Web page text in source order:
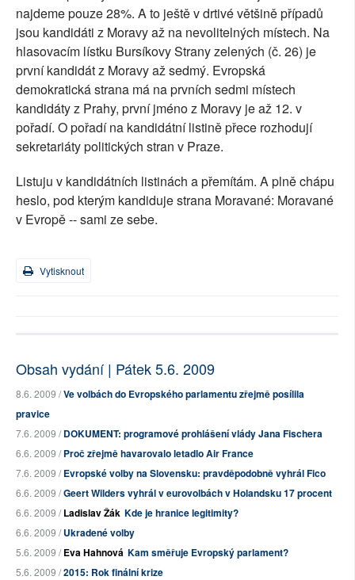
najdeme pouze 28%. A to ještě v drtivé většině případů
jsou kandidáti z Moravy až na nevolitelných místech. Na
hlasovacím lístku Bursíkovy Strany zelených (č. 26) je
první kandidát z Moravy až sedmý. Evropská
demokratická strana má na prvních sedmi místech
kandidáty z Prahy, první jméno z Moravy je až 12. v
pořadí. O pořadí na kandidátní listině přece rozhodují
sekretariáty politických stran v Praze.
Listuju v kandidátních listinách a přemítám. A plně chápu
heslo, pod kterým kandiduje strana Moravané: Moravané
v Evropě -- sami ze sebe.
Vytisknout
Obsah vydání | Pátek 5.6. 2009
8.6. 2009 /Ve volbách do Evropského parlamentu zřejmě posílila
pravice
7.6. 2009 /DOKUMENT: programové prohlášení vlády Jana Fischera
6.6. 2009 /Proč zřejmě havarovalo letadlo Air France
7.6. 2009 /Evropské volby na Slovensku: pravděpodobně vyhrál Fico
6.6. 2009 /Geert Wilders vyhrál v eurovolbách v Holandsku 17 procent
6.6. 2009 /Ladislav Žák Kde je hranice legitimity?
6.6. 2009 /Ukradené volby
5.6. 2009 /Eva Hahnová Kam směřuje Evropský parlament?
5.6. 2009 /2015: Rok finální krize